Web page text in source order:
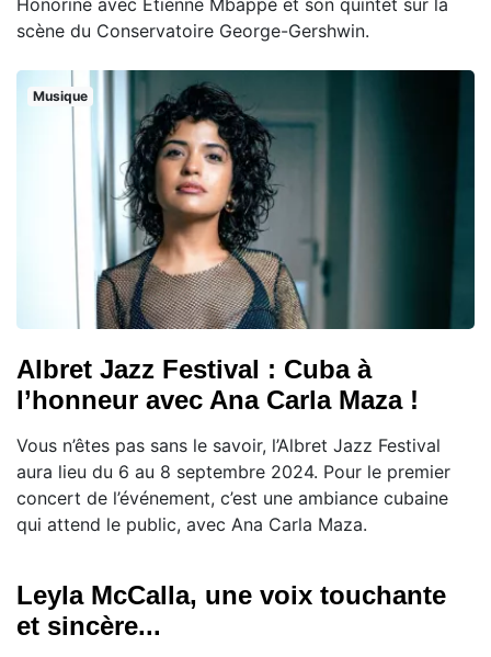
Honorine avec Étienne Mbappé et son quintet sur la
scène du Conservatoire George-Gershwin.
Musique
Albret Jazz Festival : Cuba à
l’honneur avec Ana Carla Maza !
Vous n’êtes pas sans le savoir, l’Albret Jazz Festival
aura lieu du 6 au 8 septembre 2024. Pour le premier
concert de l’événement, c’est une ambiance cubaine
qui attend le public, avec Ana Carla Maza.
Leyla McCalla, une voix touchante
et sincère...